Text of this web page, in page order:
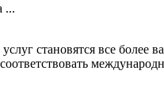
...
становятся все